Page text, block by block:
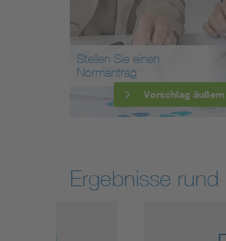
Stellen Sie einen
Normantrag
Vorschlag äußern
Ergebnisse